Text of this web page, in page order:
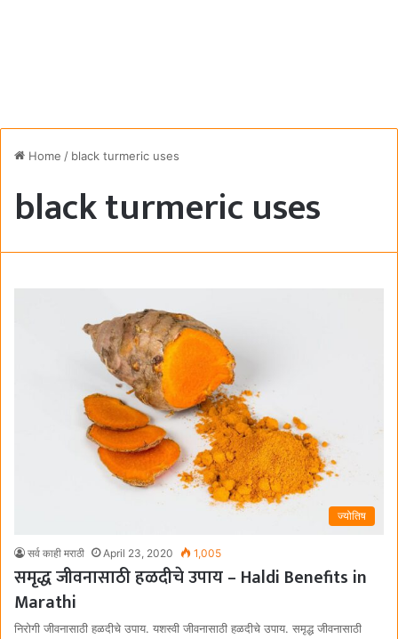
Home / black turmeric uses
black turmeric uses
ज्योतिष
सर्व काही मराठी April 23, 2020 1,005
समृद्ध जीवनासाठी हळदीचे उपाय – Haldi Benefits in
Marathi
निरोगी जीवनासाठी हळदीचे उपाय. यशस्वी जीवनासाठी हळदीचे उपाय. समृद्ध जीवनासाठी